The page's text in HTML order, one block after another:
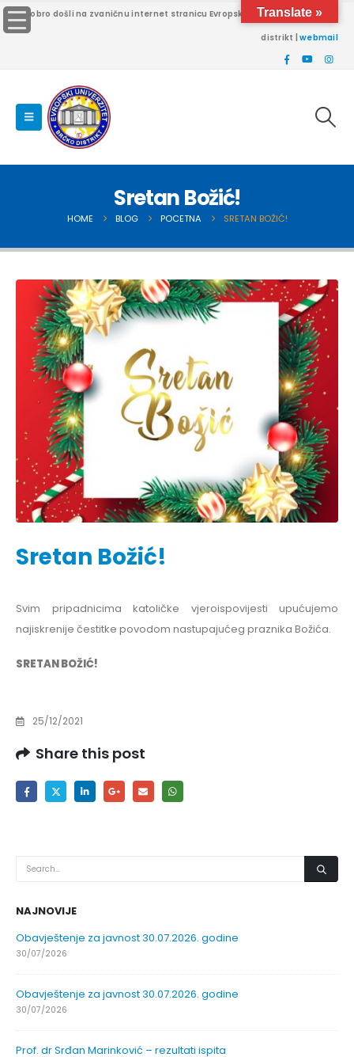
Dobro došli na zvaničnu internet stranicu Evropskog univerziteta Brčko
distrikt |webmail
Sretan Božić!
HOME BLOG POCETNA SRETAN BOŽIĆ!
Sretan Božić!
Svim pripadnicima katoličke vjeroispovijesti upućujemo
najiskrenije čestitke povodom nastupajućeg praznika Božića.
SRETAN BOŽIĆ!
25/12/2021
Share this post
NAJNOVIJE
Obavještenje za javnost 30.07.2026. godine
30/07/2026
Obavještenje za javnost 30.07.2026. godine
30/07/2026
Prof. dr Srđan Marinković – rezultati ispita
Translate »